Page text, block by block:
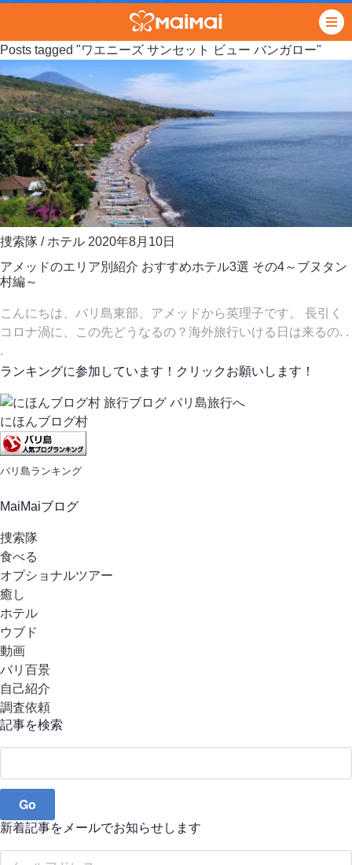
Posts tagged "ワエニーズ サンセット ビュー バンガロー"
捜索隊 / ホテル 2020年8月10日
アメッドのエリア別紹介 おすすめホテル3選 その4～ブヌタン
村編～
こんにちは、バリ島東部、アメッドから英理子です。 長引く
コロナ渦に、この先どうなるの？海外旅行いける日は来るの. .
.
ランキングに参加しています！クリックお願いします！
にほんブログ村
バリ島ランキング
MaiMaiブログ
捜索隊
食べる
オプショナルツアー
癒し
ホテル
ウブド
動画
バリ百景
自己紹介
調査依頼
記事を検索
新着記事をメールでお知らせします